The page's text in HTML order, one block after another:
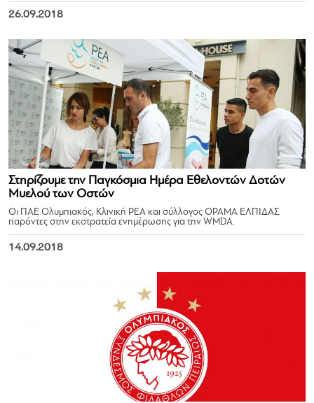
26.09.2018
Στηρίζουμε την Παγκόσμια Ημέρα Εθελοντών Δοτών
Μυελού των Οστών
Οι ΠΑΕ Ολυμπιακός, Κλινική ΡΕΑ και σύλλογος ΟΡΑΜΑ ΕΛΠΙΔΑΣ
παρόντες στην εκστρατεία ενημέρωσης για την WMDA.
14.09.2018